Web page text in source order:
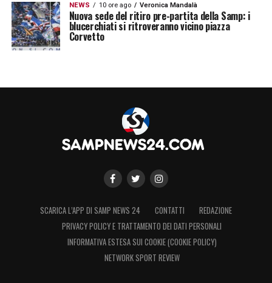
NEWS 10 ore ago Veronica Mandalà
Nuova sede del ritiro pre-partita della Samp: i
blucerchiati si ritroveranno vicino piazza
Corvetto
SCARICA L’APP DI SAMP NEWS 24 CONTATTI
REDAZIONE
PRIVACY POLICY E TRATTAMENTO DEI DATI PERSONALI
INFORMATIVA ESTESA SUI COOKIE (COOKIE POLICY)
NETWORK SPORT REVIEW